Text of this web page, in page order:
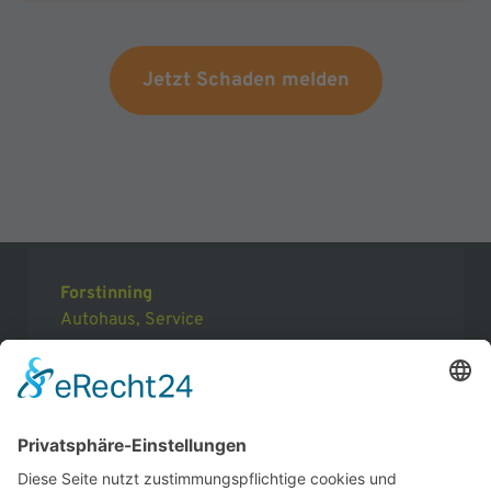
Schadenmanagement. Wir kommunizieren direkt
mit Ihrer Versicherung, erstellen
Kostenvoranschläge und kümmern uns um eine
Jetzt Schaden melden
Forstinning
Autohaus, Service
85661 Forstinning
Telefon: 08121 93260
Fax: 08121 46462
E-Mail: service@autohaus-frisch.de